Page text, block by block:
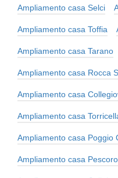
Ampliamento casa Selci
Ampliamento casa Toffia
Ampliamento casa Tarano
Ampliamento casa Rocca
Ampliamento casa
Ampliamento casa
Ampliamento casa Poggio
Ampliamento casa